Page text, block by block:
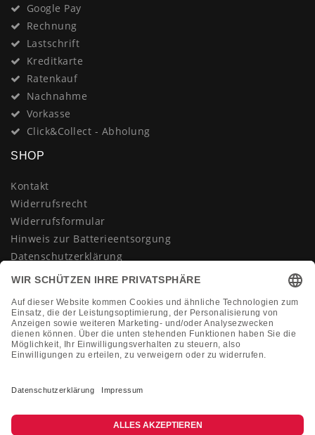
Google Pay
Rechnung
Lastschrift
Kreditkarte
Ratenkauf
Nachnahme
Vorkasse
Click&Collect - Abholung
SHOP
Kontakt
Widerrufsrecht
Widerrufsformular
Hinweis zur Batterieentsorgung
Datenschutzerklärung
AGB
Vertrag widerrufen
KONTAKT
+49 (0)2133 210433
shop@dienadel.de
Kieler Str. 18 - 41540 Dormagen